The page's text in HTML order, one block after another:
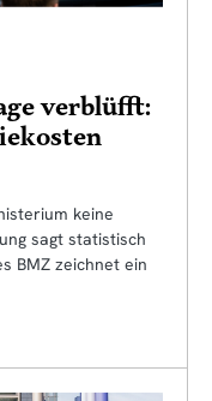
verblüfft:
keine
sagt statistisch
BMZ zeichnet ein